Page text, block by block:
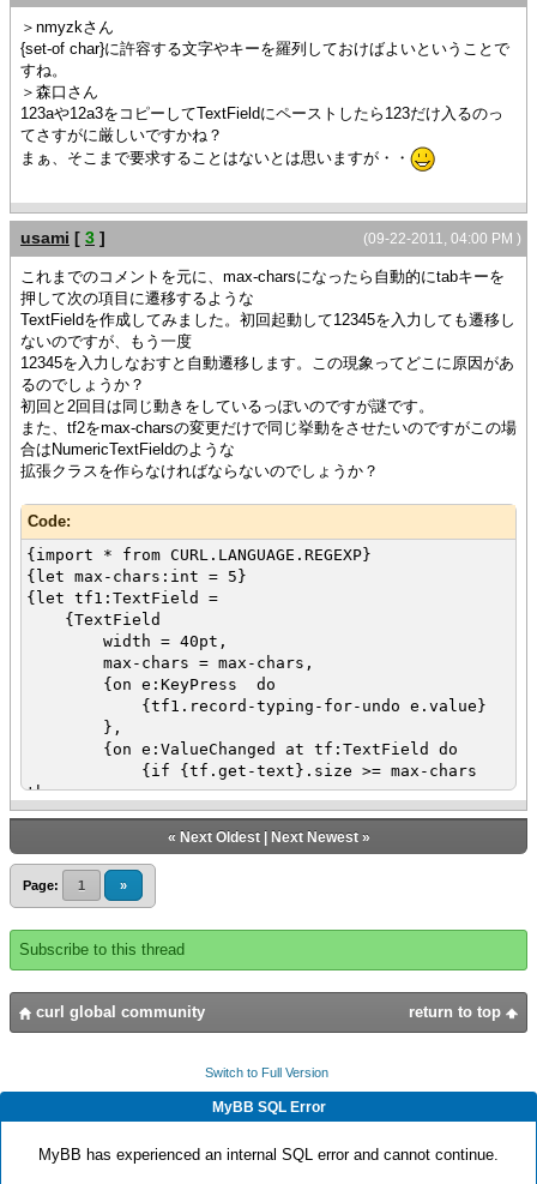
else
{tf.clear-undo-stack}
}
}
}
}
{value
tf
＞nmyzkさん
{set-of char}に許容する文字やキーを羅列しておけばよいということで
すね。
＞森口さん
123aや12a3をコピーしてTextFieldにペーストしたら123だけ入るのっ
てさすがに厳しいですかね？
まぁ、そこまで要求することはないとは思いますが・・
(09-22-2011, 04:00 PM )
usami [ 3 ]
これまでのコメントを元に、max-charsになったら自動的にtabキーを
押して次の項目に遷移するような
TextFieldを作成してみました。初回起動して12345を入力しても遷移し
ないのですが、もう一度
12345を入力しなおすと自動遷移します。この現象ってどこに原因があ
るのでしょうか？
初回と2回目は同じ動きをしているっぽいのですが謎です。
また、tf2をmax-charsの変更だけで同じ挙動をさせたいのですがこの場
合はNumericTextFieldのような
拡張クラスを作らなければならないのでしょうか？
Code:
{import * from CURL.LANGUAGE.REGEXP}
{let max-chars:int = 5}
{let tf1:TextField =
{TextField
width = 40pt,
max-chars = max-chars,
{on e:KeyPress do
{tf1.record-typing-for-undo e.value}
},
{on e:ValueChanged at tf:TextField do
{if {tf.get-text}.size >= max-chars
then
let kp:KeyPress = {KeyPress}
set kp.value = KeyPressValue.tab
{tf1.ui-object.enqueue-event
kp
}
}
{if {regexp-match? |"\D"|, tf.value}
{tf.undo}
else
},
{on AttachEvent do
}
« Next Oldest| Next Newest»
Page: 1 »
Subscribe to this thread
return to top
curl global community
Switch to Full Version
MyBB SQL Error
MyBB has experienced an internal SQL error and cannot continue.